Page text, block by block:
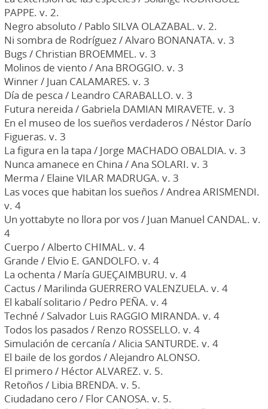
PAPPE. v. 2.
Negro absoluto / Pablo SILVA OLAZABAL. v. 2.
Ni sombra de Rodríguez / Alvaro BONANATA. v. 3
Bugs / Christian BROEMMEL. v. 3
Molinos de viento / Ana BROGGIO. v. 3
Winner / Juan CALAMARES. v. 3
Día de pesca / Leandro CARABALLO. v. 3
Futura nereida / Gabriela DAMIAN MIRAVETE. v. 3
En el museo de los sueños verdaderos / Néstor Darío
Figueras. v. 3
La figura en la tapa / Jorge MACHADO OBALDIA. v. 3
Nunca amanece en China / Ana SOLARI. v. 3
Merma / Elaine VILAR MADRUGA. v. 3
Las voces que habitan los sueños / Andrea ARISMENDI.
v. 4
Un yottabyte no llora por vos / Juan Manuel CANDAL. v.
4
Cuerpo / Alberto CHIMAL. v. 4
Grande / Elvio E. GANDOLFO. v. 4
La ochenta / María GUEÇAIMBURU. v. 4
Cactus / Marilinda GUERRERO VALENZUELA. v. 4
El kabalí solitario / Pedro PEÑA. v. 4
Techné / Salvador Luis RAGGIO MIRANDA. v. 4
Todos los pasados / Renzo ROSSELLO. v. 4
Simulación de cercanía / Alicia SANTURDE. v. 4
El baile de los gordos / Alejandro ALONSO.
El primero / Héctor ALVAREZ. v. 5.
Retoños / Libia BRENDA. v. 5.
Ciudadano cero / Flor CANOSA. v. 5.